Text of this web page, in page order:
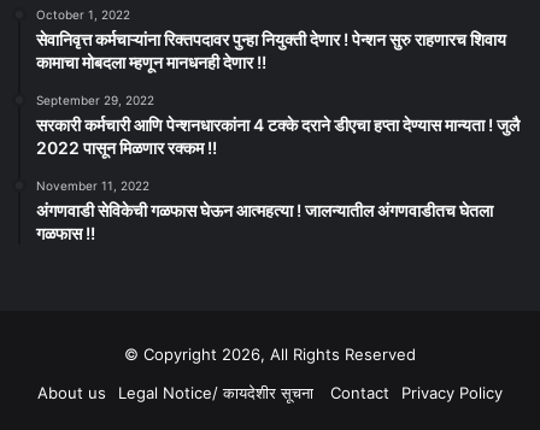
October 1, 2022
सेवानिवृत्त कर्मचाऱ्यांना रिक्तपदावर पुन्हा नियुक्ती देणार ! पेन्शन सुरु राहणारच शिवाय
कामाचा मोबदला म्हणून मानधनही देणार !!
September 29, 2022
सरकारी कर्मचारी आणि पेन्शनधारकांना 4 टक्के दराने डीएचा हप्ता देण्यास मान्यता ! जुलै
2022 पासून मिळणार रक्कम !!
November 11, 2022
अंगणवाडी सेविकेची गळफास घेऊन आत्महत्या ! जालन्यातील अंगणवाडीतच घेतला
गळफास !!
© Copyright 2026, All Rights Reserved
About us
Legal Notice/ कायदेशीर सूचना Contact Privacy Policy